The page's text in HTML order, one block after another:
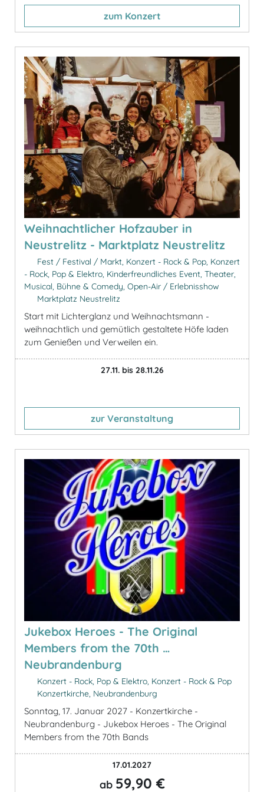
zum Konzert
Weihnachtlicher Hofzauber in
Neustrelitz - Marktplatz Neustrelitz
Fest / Festival / Markt, Konzert - Rock & Pop, Konzert
- Rock, Pop & Elektro, Kinderfreundliches Event, Theater,
Musical, Bühne & Comedy, Open-Air / Erlebnisshow
Marktplatz Neustrelitz
Start mit Lichterglanz und Weihnachtsmann -
weihnachtlich und gemütlich gestaltete Höfe laden
zum Genießen und Verweilen ein.
27.11. bis 28.11.26
zur Veranstaltung
Jukebox Heroes - The Original
Members from the 70th …
Neubrandenburg
Konzert - Rock, Pop & Elektro, Konzert - Rock & Pop
Konzertkirche, Neubrandenburg
Sonntag, 17. Januar 2027 - Konzertkirche -
Neubrandenburg - Jukebox Heroes - The Original
Members from the 70th Bands
17.01.2027
ab 59,90 €